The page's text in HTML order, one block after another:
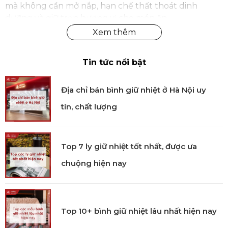
mà không cần mở nắp, hạn chế thất thoát dinh
Chảo có thiết kế tay cầm 2 bên thuận tiện cho mọi
từ nhựa cách nhiệt, giúp người dùng cầm nắm chắc
chắn, di chuyển dễ dàng mà không lo bỏng tay hay
trơn trượt, đảm bảo an toàn khi sử dụng.
Tin tức nổi bật
Địa chỉ bán bình giữ nhiệt ở Hà Nội uy
tín, chất lượng
Top 7 ly giữ nhiệt tốt nhất, được ưa
chuộng hiện nay
Top 10+ bình giữ nhiệt lâu nhất hiện nay